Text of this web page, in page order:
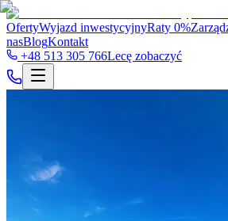
OfertyWyjazd inwestycyjnyRaty 0%
nasBlogKontakt
+48 513 305 766Lecę zobaczyć